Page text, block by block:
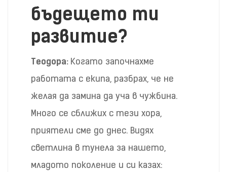
бъдещето ти
развитие?
Теодора: Когато започнахме
работата с екипа, разбрах, че не
желая да замина да уча в чужбина.
Много се сближих с тези хора,
приятели сме до днес. Видях
светлина в тунела за нашето,
младото поколение и си казах: